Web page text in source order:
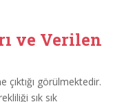
ve Verilen
çıktığı görülmektedir.
sık sık